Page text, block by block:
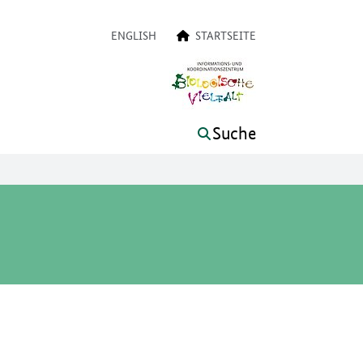
ENGLISH STARTSEITE
Suche